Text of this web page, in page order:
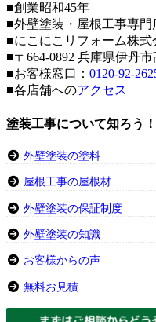
■創業昭和45年
■外壁塗装・屋根工事専門
■にこにこリフォーム株式
■〒664-0892 兵庫県伊丹市
■お客様窓口： 0120-92-
■各店舗へのアクセス
塗装工事について知ろう！
外壁塗装の塗料
屋根工事の屋根材
外壁塗装の保証制度
外壁塗装の知識
お客様からの声
無料お見積